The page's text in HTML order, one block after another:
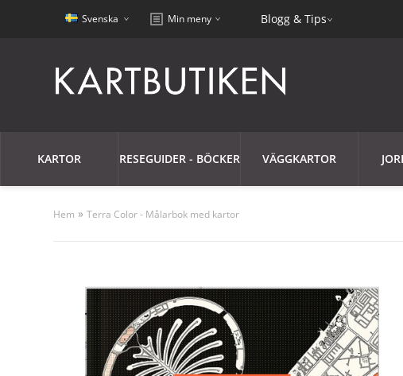
Svenska Min meny Blogg & Tips
KARTOR RESEGUIDER - BÖCKER VÄGGKARTOR
Hem »Terra Color - Målarbok med kartor